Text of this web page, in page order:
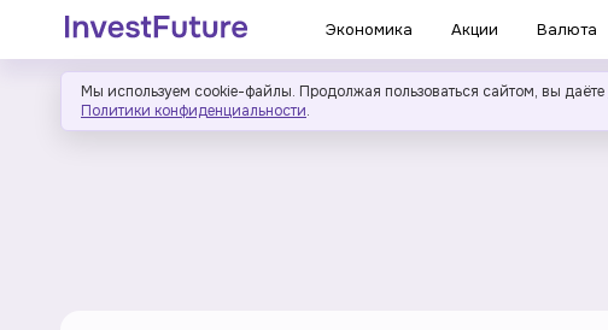
Экономика Акции Валюта
Мы используем cookie-файлы. Продолжая пользоваться сайтом, вы даёте
Политики конфиденциальности.